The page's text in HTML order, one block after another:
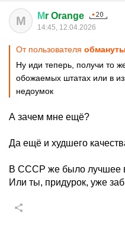
М Мr Orange
14:45, 12.04.2026
От пользователя
Ну иди теперь, получи то
обожаемых штатах или в
недоумок
А зачем мне ещё?
Да ещё и худшего
В СССР же было лучшее
Или ты, придурок, уже